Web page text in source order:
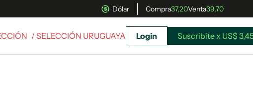
Dólar Compra37,20Venta39,70
/ SELECCIÓN URUGUAYA Login Suscribite x US$